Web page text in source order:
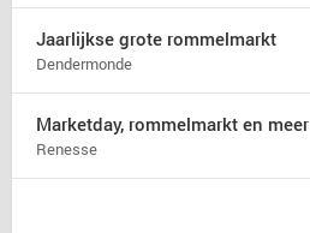
Jaarlijkse grote rommelmarkt
Dendermonde
Marketday, rommelmarkt en meer
Renesse